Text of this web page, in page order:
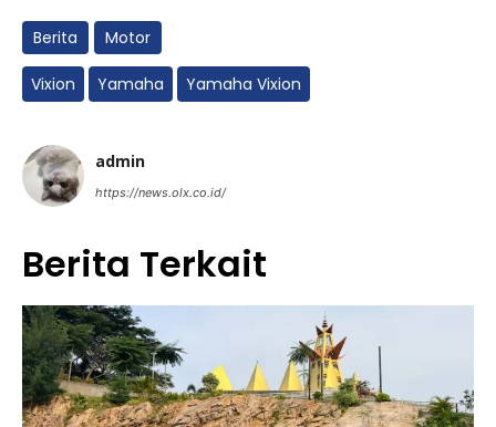
Berita Motor
Vixion Yamaha Yamaha Vixion
admin
https://news.olx.co.id/
Berita Terkait